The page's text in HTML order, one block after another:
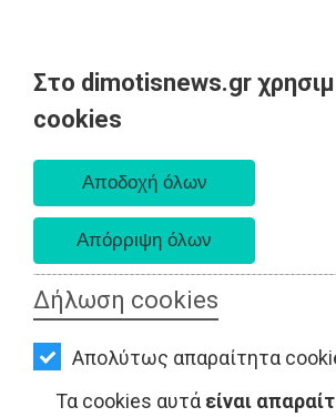
Στο dimotisnews.gr
cookies
Δήλωση cookies
Απολύτως απαραίτητα
Τα cookies αυτά είναι
AΡΧΙΚΗ
ΕΙΔΗΣΕΙΣ
ΠΟΛΙΤΙΚΗ
ΤΟΠΙΚΗ
ΑΥΤΟΔΙΟΙΚΗΣΗ
ΟΙΚΟΝΟΜΙΑ
ΑΘΛΗΤΙΣΜΟΣ
LIFESTYLE - Μαραθώνας